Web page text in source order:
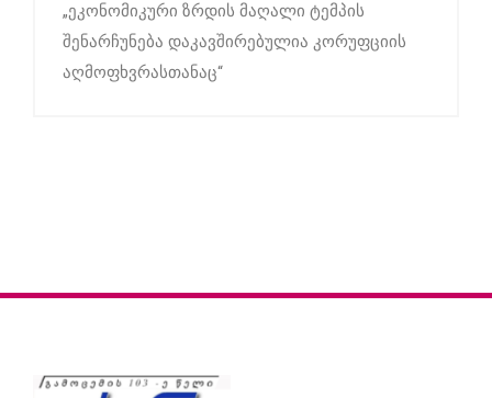
„ეკონომიკური ზრდის მაღალი ტემპის
შენარჩუნება დაკავშირებულია კორუფციის
აღმოფხვრასთანაც“